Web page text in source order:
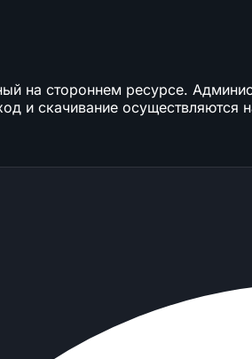
на стороннем ресурсе.
и скачивание осуществляются